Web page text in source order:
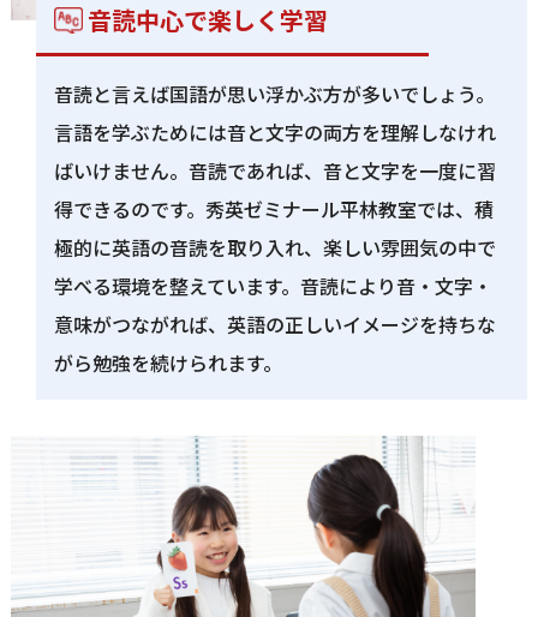
音読中心で楽しく学習
音読と言えば国語が思い浮かぶ方が多いでしょう。
言語を学ぶためには音と文字の両方を理解しなけれ
ばいけません。音読であれば、音と文字を一度に習
得できるのです。秀英ゼミナール平林教室では、積
極的に英語の音読を取り入れ、楽しい雰囲気の中で
学べる環境を整えています。音読により音・文字・
意味がつながれば、英語の正しいイメージを持ちな
がら勉強を続けられます。